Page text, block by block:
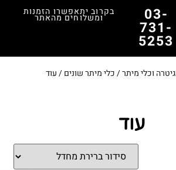
03-
731-
5253
בקרוב יתאפשרו הזמנות
ומשלוחים מהאתר
גיטרה וכלי מיתר/כלי מיתר שונים/ עוד
עוד